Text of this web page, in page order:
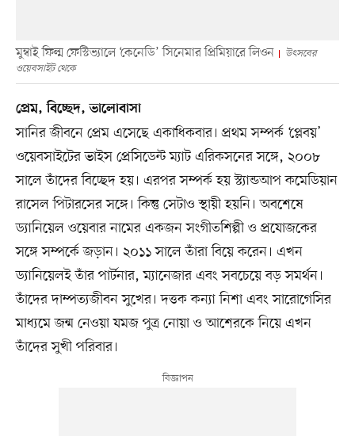
মুম্বাই ফিল্ম ফেস্টিভ্যালে ‘কেনেডি’ সিনেমার প্রিমিয়ারে লিওন
উৎসবের
ওয়েবসাইট থেকে
প্রেম, বিচ্ছেদ, ভালোবাসা
সানির জীবনে প্রেম এসেছে একাধিকবার। প্রথম সম্পর্ক ‘প্লেবয়’
ওয়েবসাইটের ভাইস প্রেসিডেন্ট ম্যাট এরিকসনের সঙ্গে, ২০০৮
সালে তাঁদের বিচ্ছেদ হয়। এরপর সম্পর্ক হয় স্ট্যান্ডআপ কমেডিয়ান
রাসেল পিটারসের সঙ্গে। কিন্তু সেটাও স্থায়ী হয়নি। অবশেষে
ড্যানিয়েল ওয়েবার নামের একজন সংগীতশিল্পী ও প্রযোজকের
সঙ্গে সম্পর্কে জড়ান। ২০১১ সালে তাঁরা বিয়ে করেন। এখন
ড্যানিয়েলই তাঁর পার্টনার, ম্যানেজার এবং সবচেয়ে বড় সমর্থন।
তাঁদের দাম্পত্যজীবন সুখের। দত্তক কন্যা নিশা এবং সারোগেসির
মাধ্যমে জন্ম নেওয়া যমজ পুত্র নোয়া ও আশেরকে নিয়ে এখন
তাঁদের সুখী পরিবার।